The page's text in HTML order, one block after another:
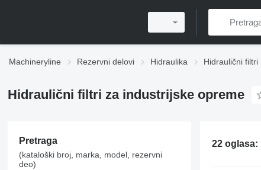
Machineryline Rezervni delovi Hidraulika Hidraulični filtri
Hidraulični filtri za industrijske opreme
Pretraga
(kataloški broj, marka, model, rezervni
deo)
22 oglasa: